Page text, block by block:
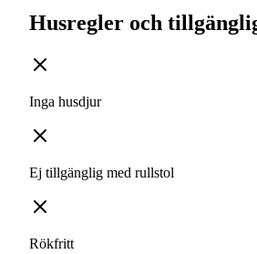
Husregler och
Inga husdjur
Ej tillgänglig med rullstol
Rökfritt